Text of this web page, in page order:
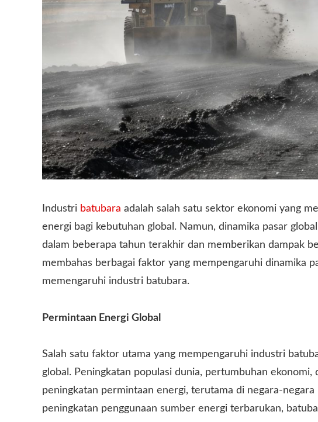
Industri batubara adalah salah satu sektor ekonomi yang
energi bagi kebutuhan global. Namun, dinamika pasar
dalam beberapa tahun terakhir dan memberikan dampak
membahas berbagai faktor yang mempengaruhi dinamika
memengaruhi industri batubara.
Permintaan Energi Global
Salah satu faktor utama yang mempengaruhi industri
global. Peningkatan populasi dunia, pertumbuhan ekonomi,
peningkatan permintaan energi, terutama di negara-
peningkatan penggunaan sumber energi terbarukan,